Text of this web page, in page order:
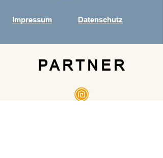
Impressum Datenschutz
PARTNER